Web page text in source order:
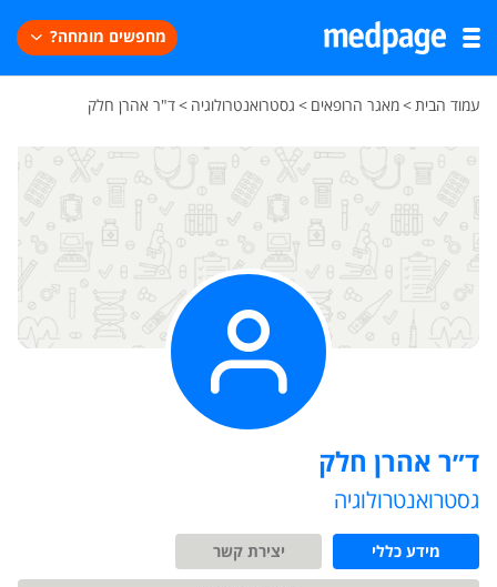
מחפשים מומחה?
עמוד הבית>מאגר הרופאים > גסטרואנטרולוגיה >ד"ר אהרן חלק
ד״ר אהרן חלק
גסטרואנטרולוגיה
מידע כללי יצירת קשר